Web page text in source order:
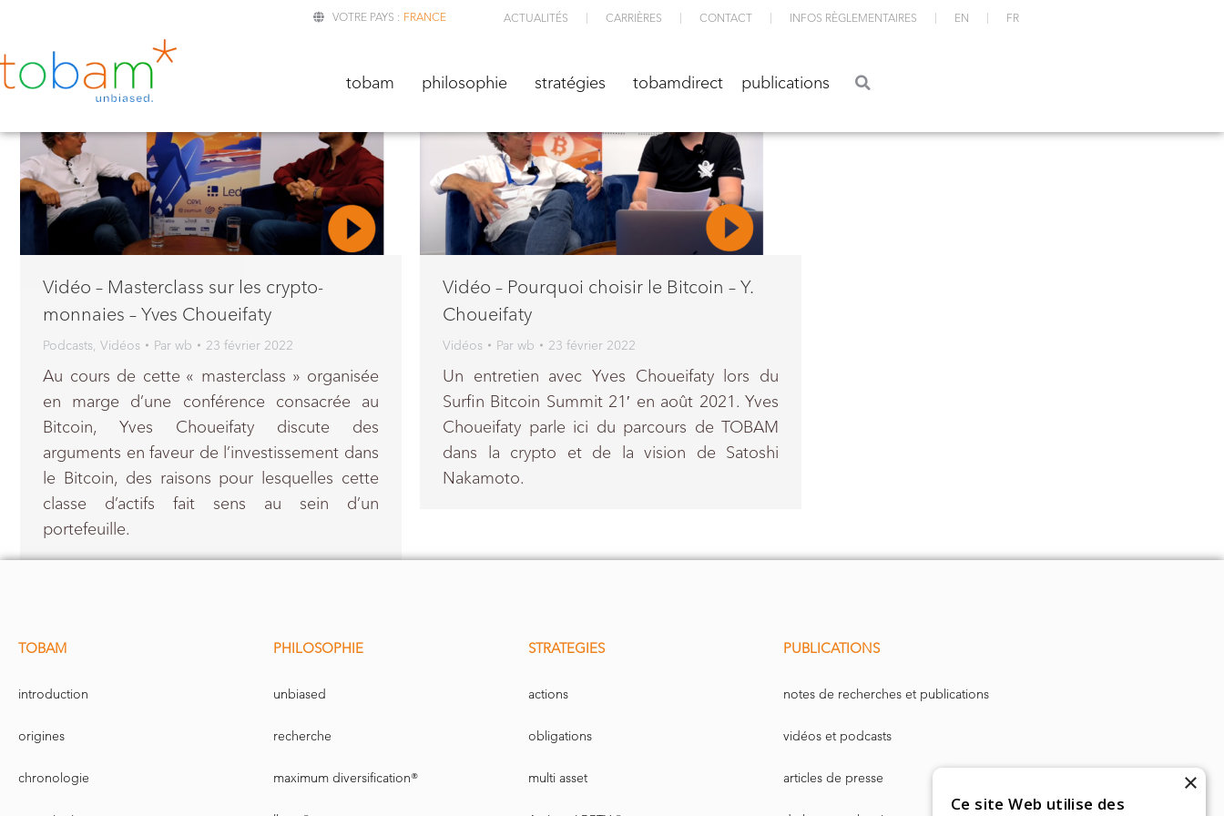
VOTRE PAYS : FRANCE ACTUALITÉS CARRIÈRES CONTACT INFOS RÈGLEMENTAIRES EN FR
tobam philosophie stratégies tobamdirect publications
Vidéo – Masterclass sur les crypto-
monnaies – Yves Choueifaty
Podcasts, Vidéos Par wb 23 février 2022
Au cours de cette « masterclass » organisée
en marge d’une conférence consacrée au
Bitcoin, Yves Choueifaty discute des
arguments en faveur de l’investissement dans
le Bitcoin, des raisons pour lesquelles cette
classe d’actifs fait sens au sein d’un
portefeuille.
Vidéo – Pourquoi choisir le Bitcoin – Y.
Choueifaty
Vidéos Par wb 23 février 2022
Un entretien avec Yves Choueifaty lors du
Surfin Bitcoin Summit 21′ en août 2021. Yves
Choueifaty parle ici du parcours de TOBAM
dans la crypto et de la vision de Satoshi
Nakamoto.
TOBAM
introduction
origines
chronologie
PHILOSOPHIE
unbiased
recherche
maximum diversification®
STRATEGIES
actions
obligations
multi asset
PUBLICATIONS
notes de recherches et publications
vidéos et podcasts
articles de presse ×
Ce site Web utilise des